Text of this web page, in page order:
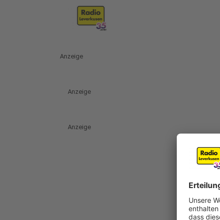
Anzeige
Anzeige
Anzeige